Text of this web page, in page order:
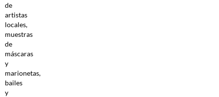
de
artistas
locales,
muestras
de
máscaras
y
marionetas,
bailes
y